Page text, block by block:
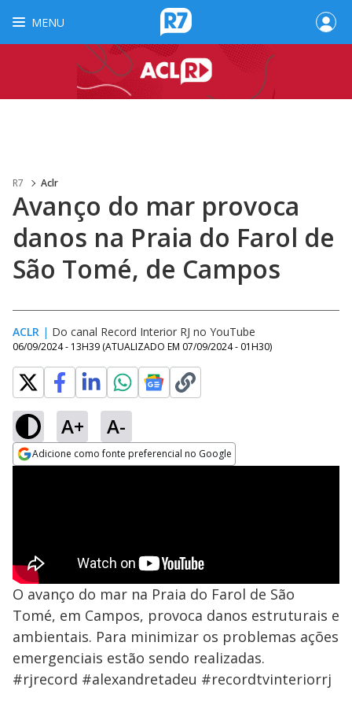
MENU
R7 Aclr
Avanço do mar provoca
danos na Praia do Farol de
São Tomé, de Campos
ACLR | Do canal Record Interior RJ no YouTube
06/09/2024 - 13H39 (ATUALIZADO EM 07/09/2024 - 01H30)
A+ A-
Adicione como fonte preferencial no Google
O avanço do mar na Praia do Farol de São
Tomé, em Campos, provoca danos estruturais e
ambientais. Para minimizar os problemas ações
emergenciais estão sendo realizadas.
#rjrecord #alexandretadeu #recordtvinteriorrj